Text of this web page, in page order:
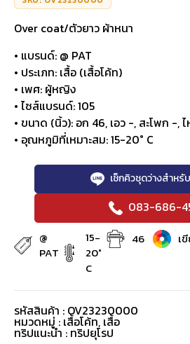
Over coat/ตัวยาว ผ้าหนา
• แบรนด์: @ PAT
• ประเภท: เสื้อ (เสื้อโค้ท)
• เพศ: ผู้หญิง
• ไซส์แบรนด์: 105
• ขนาด (นิ้ว): อก 46, เอว -, สะโพก -, ไ
• อุณหภูมิที่เหมาะสม: 15-20° C
เช็กคิวชุดว่างสำห
083-686-
@
PAT
15-
20°
C
46 เ
รหัสสินค้า : OV23230000
หมวดหมู่ : เสื้อโค้ท, เสื้อ
ทริปแนะนำ : ทริปยุโรป